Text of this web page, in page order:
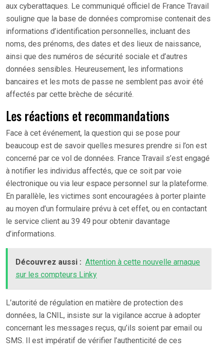
aux cyberattaques. Le communiqué officiel de France Travail
souligne que la base de données compromise contenait des
informations d’identification personnelles, incluant des
noms, des prénoms, des dates et des lieux de naissance,
ainsi que des numéros de sécurité sociale et d’autres
données sensibles. Heureusement, les informations
bancaires et les mots de passe ne semblent pas avoir été
affectés par cette brèche de sécurité.
Les réactions et recommandations
Face à cet événement, la question qui se pose pour
beaucoup est de savoir quelles mesures prendre si l’on est
concerné par ce vol de données. France Travail s’est engagé
à notifier les individus affectés, que ce soit par voie
électronique ou via leur espace personnel sur la plateforme.
En parallèle, les victimes sont encouragées à porter plainte
au moyen d’un formulaire prévu à cet effet, ou en contactant
le service client au 39 49 pour obtenir davantage
d’informations.
Découvrez aussi : Attention à cette nouvelle arnaque
sur les compteurs Linky
L’autorité de régulation en matière de protection des
données, la CNIL, insiste sur la vigilance accrue à adopter
concernant les messages reçus, qu’ils soient par email ou
SMS. Il est impératif de vérifier l’authenticité de ces